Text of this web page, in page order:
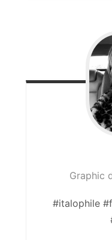
Graphic
#italophile